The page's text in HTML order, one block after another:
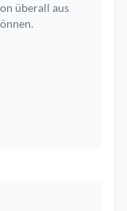
überall aus